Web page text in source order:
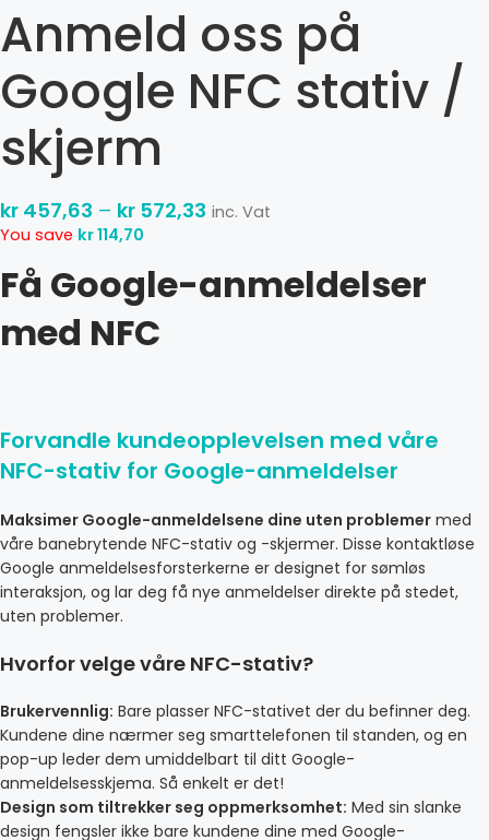
Anmeld oss ​​på
Google NFC stativ /
skjerm
kr 457,63 – kr 572,33 inc. Vat
You save kr114,70
Få Google-anmeldelser
med NFC
Forvandle kundeopplevelsen med våre
NFC-stativ for Google-anmeldelser
Maksimer Google-anmeldelsene dine uten problemer med
våre banebrytende NFC-stativ og -skjermer. Disse kontaktløse
Google anmeldelsesforsterkerne er designet for sømløs
interaksjon, og lar deg få nye anmeldelser direkte på stedet,
uten problemer.
Hvorfor velge våre NFC-stativ?
Brukervennlig: Bare plasser NFC-stativet der du befinner deg.
Kundene dine nærmer seg smarttelefonen til standen, og en
pop-up leder dem umiddelbart til ditt Google-
anmeldelsesskjema. Så enkelt er det!
Design som tiltrekker seg oppmerksomhet: Med sin slanke
design fengsler ikke bare kundene dine med Google-